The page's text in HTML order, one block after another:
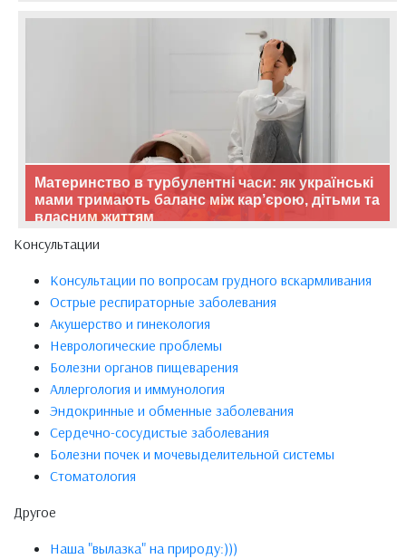
Материнство в турбулентні часи: як українські
мами тримають баланс між кар’єрою, дітьми та
власним життям
Консультации
Консультации по вопросам грудного вскармливания
Острые респираторные заболевания
Акушерство и гинекология
Неврологические проблемы
Болезни органов пищеварения
Аллергология и иммунология
Эндокринные и обменные заболевания
Сердечно-сосудистые заболевания
Болезни почек и мочевыделительной системы
Стоматология
Другое
Наша "вылазка" на природу:)))